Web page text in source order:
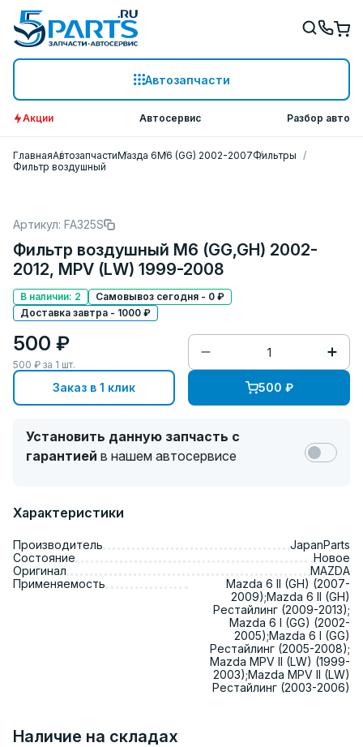
Автозапчасти
Акции Автосервис Разбор авто
ГлавнаяАвтозапчастиМазда 6M6 (GG) 2002-2007Фильтры
Фильтр воздушный
Артикул: FA325S
Фильтр воздушный M6 (GG,GH) 2002-
2012, MPV (LW) 1999-2008
В наличии: 2
Самовывоз сегодня - 0 ₽
Доставка завтра - 1000 ₽
500 ₽
500 ₽ за 1 шт.
Заказ в 1 клик 500 ₽
Установить данную запчасть с
гарантией в нашем автосервисе
Характеристики
Производитель
JapanParts
Состояние
Новое
Оригинал
MAZDA
Применяемость
Mazda 6 II (GH) (2007-
2009);Mazda 6 II (GH)
Рестайлинг (2009-2013);
Mazda 6 I (GG) (2002-
2005);Mazda 6 I (GG)
Рестайлинг (2005-2008);
Mazda MPV II (LW) (1999-
2003);Mazda MPV II (LW)
Рестайлинг (2003-2006)
Наличие на складах